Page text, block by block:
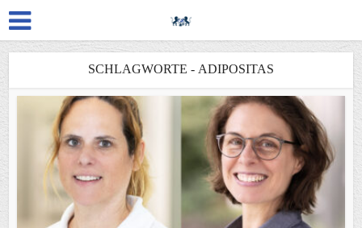
SCHLAGWORTE - ADIPOSITAS